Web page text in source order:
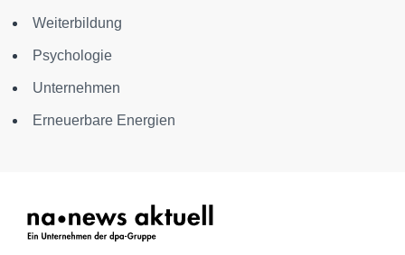
Weiterbildung
Psychologie
Unternehmen
Erneuerbare Energien